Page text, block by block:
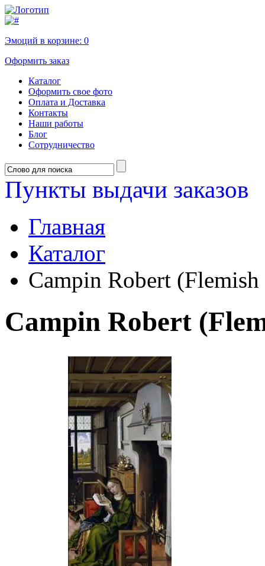
Эмоций в корзине: 0
Оформить заказ
Каталог
Оформить свое фото
Оплата и Доставка
Контакты
Наши работы
Блог
Сотрудничество
Пункты выдачи заказов
Главная
Каталог
Campin Robert (Flemish
Campin Robert